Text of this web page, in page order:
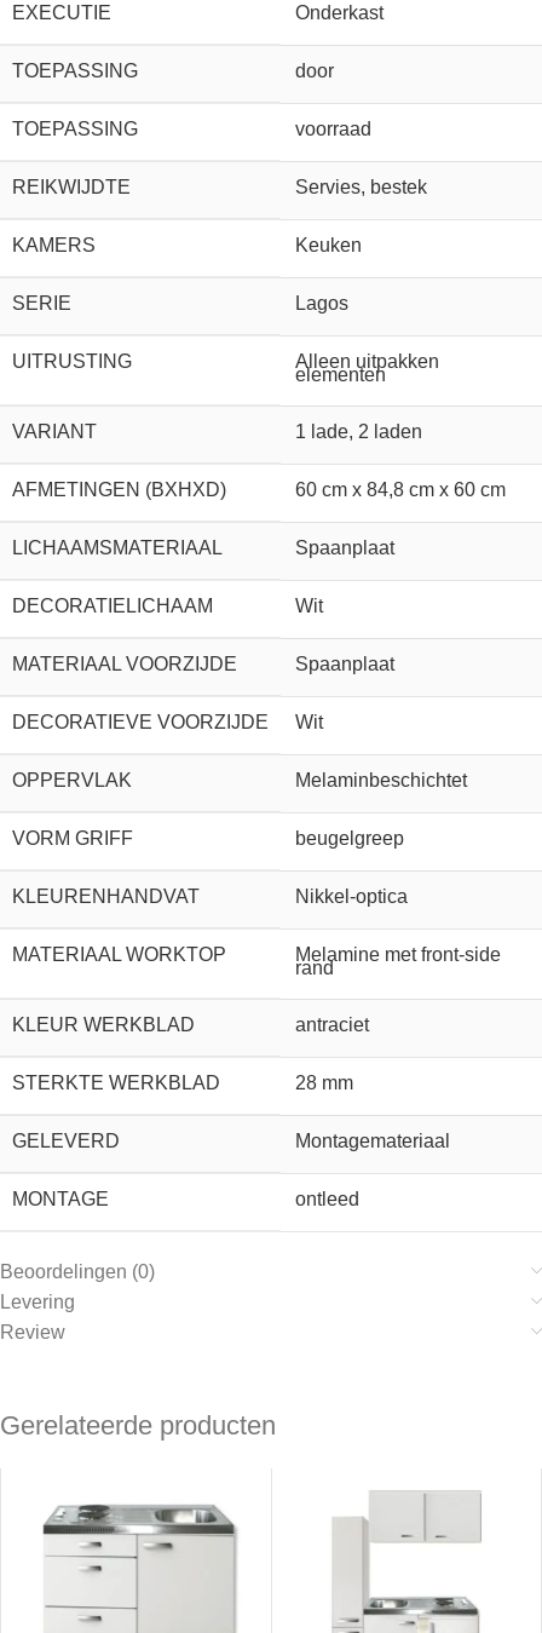
EXECUTIE Onderkast
TOEPASSING door
TOEPASSING voorraad
REIKWIJDTE Servies, bestek
KAMERS Keuken
SERIE Lagos
UITRUSTING Alleen uitpakken
elementen
VARIANT 1 lade, 2 laden
AFMETINGEN (BXHXD) 60 cm x 84,8 cm x 60 cm
LICHAAMSMATERIAAL Spaanplaat
DECORATIELICHAAM Wit
MATERIAAL VOORZIJDE Spaanplaat
DECORATIEVE VOORZIJDE Wit
OPPERVLAK Melaminbeschichtet
VORM GRIFF beugelgreep
KLEURENHANDVAT Nikkel-optica
MATERIAAL WORKTOP Melamine met front-side
rand
KLEUR WERKBLAD antraciet
STERKTE WERKBLAD 28 mm
GELEVERD Montagemateriaal
MONTAGE ontleed
Beoordelingen (0)
Levering
Review
Gerelateerde producten